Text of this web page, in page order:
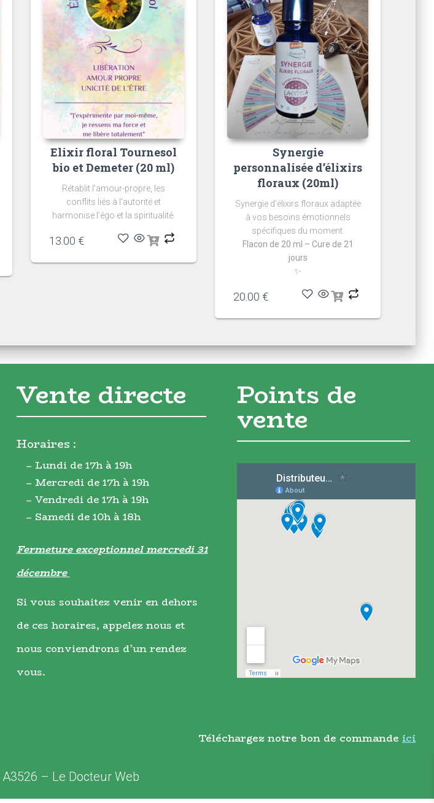
Elixir floral Tournesol
bio et Demeter (20 ml)
Rétablit l’amour-propre, les
conflits liés à l’autorité et
harmonise l’égo et la spiritualité.
13.00 €
Synergie
personnalisée d’élixirs
floraux (20ml)
Synergie d’élixirs floraux adaptée
à vos besoins émotionnels
spécifiques du moment.
Flacon de 20 ml – Cure de 21
jours
✨
20.00 €
Vente directe
Horaires :
– Lundi de 17h à 19h
– Mercredi de 17h à 19h
– Vendredi de 17h à 19h
– Samedi de 10h à 18h
Fermeture exceptionnel mercredi 31
décembre
Si vous souhaitez venir en dehors
de ces horaires, appelez nous et
nous conviendrons d’un rendez
vous.
Points de
vente
Téléchargez notre bon de commande ici
A3526 – Le Docteur Web